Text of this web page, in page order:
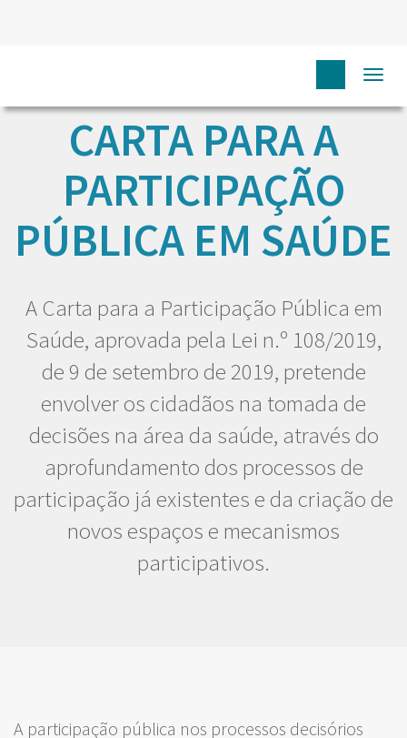
CARTA PARA A
PARTICIPAÇÃO
PÚBLICA EM SAÚDE
A Carta para a Participação Pública em
Saúde, aprovada pela Lei n.º 108/2019,
de 9 de setembro de 2019, pretende
envolver os cidadãos na tomada de
decisões na área da saúde, através do
aprofundamento dos processos de
participação já existentes e da criação de
novos espaços e mecanismos
participativos.
A participação pública nos processos decisórios